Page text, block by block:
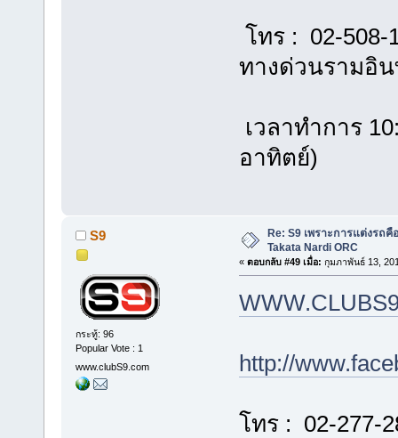
โทร : 02-508-
ทางด่วนรามอิ
เวลาทำการ
อาทิตย์)
S9
กระทู้: 96
Popular Vote : 1
www.clubS9.com
Re: S9 เพราะการแต่งรถ
Takata Nardi ORC
« ตอบกลับ #49 เมื่อ: กุมภาพันธ์ 13,
http://
โทร : 02-277-